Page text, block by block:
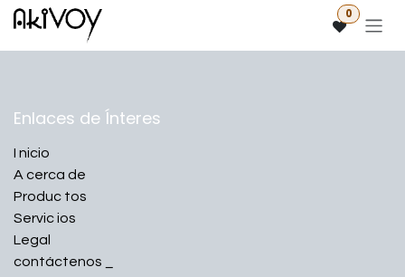
Ir al contenido 0
Enlaces de Ínteres
I nicio
A cerca de
Produc tos
Servicios
Legal
contáctenos